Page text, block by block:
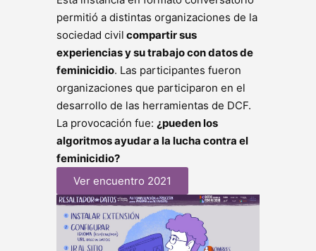
permitió a distintas organizaciones de la
sociedad civil compartir sus
experiencias y su trabajo con datos de
feminicidio. Las participantes fueron
organizaciones que participaron en el
desarrollo de las herramientas de DCF.
La provocación fue: ¿pueden los
algoritmos ayudar a la lucha contra el
feminicidio?
Ver encuentro 2021